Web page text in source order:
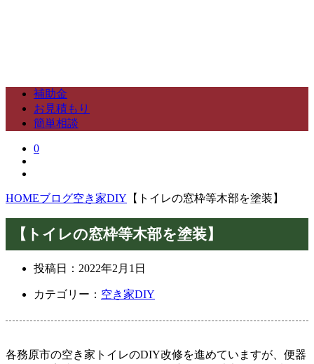
補助金
お見積もり
簡単相談
0
HOMEブログ空き家DIY 【トイレの窓枠等木部を塗装】
【トイレの窓枠等木部を塗装】
投稿日： 2022年2月1日
カテゴリー： 空き家DIY
各務原市の空き家トイレのDIY改修を進めていますが、便器